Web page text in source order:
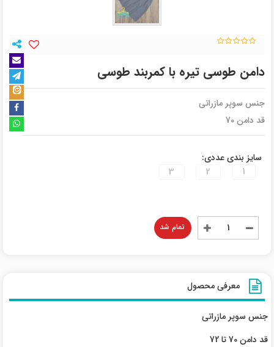
دامن طوسی تیره با کمربند طوسی
جنس سوپر مازراتی
قد دامن 70
سایز بندی عددی:
1
2
3
تمام شد
معرفی محصول
جنس سوپر مازراتی
قد دامن 70 تا 72